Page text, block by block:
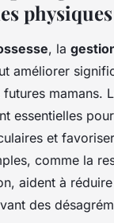
physiques
, la
améliorer
mamans.
essentielles
et
comme la
aident à
des